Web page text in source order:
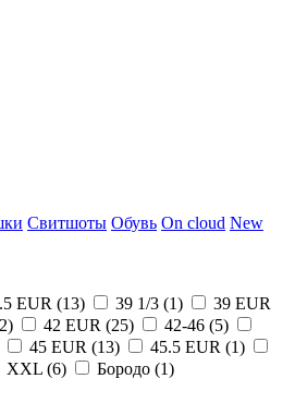
Свитшоты Обувь On cloud New
EUR (13) 39 1/3 (1)
39 EUR
2) 42 EUR (25) 42-46 (5)
45 EUR (13) 45.5 EUR (1)
XXL (6) Бородо (1)